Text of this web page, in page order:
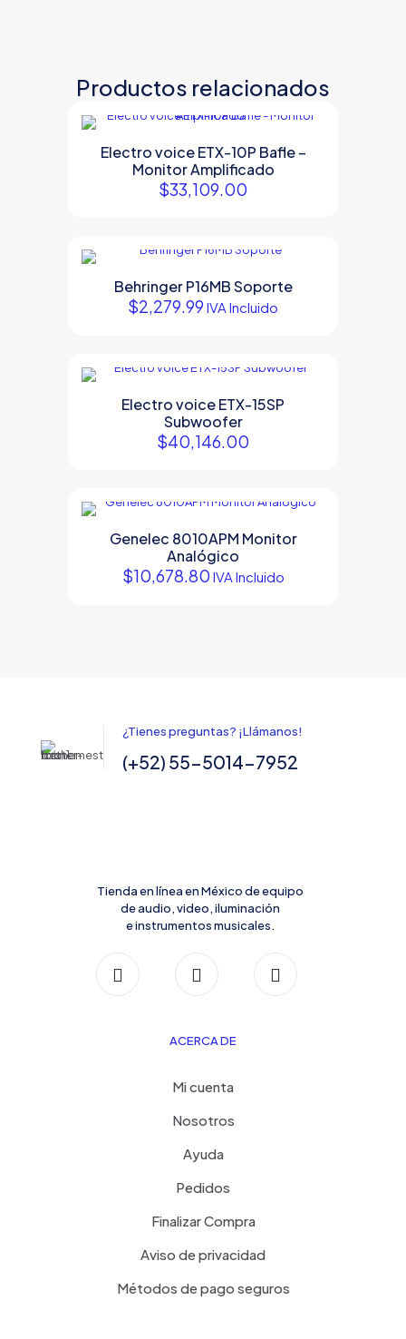
Productos relacionados
Electro voice ETX-10P Bafle –
Monitor Amplificado
$33,109.00
Behringer P16MB Soporte
$2,279.99 IVA Incluido
Electro voice ETX-15SP
Subwoofer
$40,146.00
Genelec 8010APM Monitor
Analógico
$10,678.80 IVA Incluido
¿Tienes preguntas? ¡Llámanos!
(+52) 55-5014-7952
Tienda en línea en México de equipo
de audio, video, iluminación
e instrumentos musicales.
ACERCA DE
Mi cuenta
Nosotros
Ayuda
Pedidos
Finalizar Compra
Aviso de privacidad
Métodos de pago seguros